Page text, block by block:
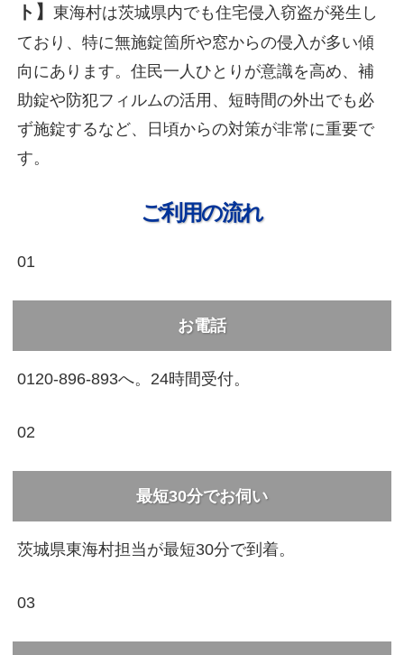
ト】東海村は茨城県内でも住宅侵入窃盗が発生し
ており、特に無施錠箇所や窓からの侵入が多い傾
向にあります。住民一人ひとりが意識を高め、補
助錠や防犯フィルムの活用、短時間の外出でも必
ず施錠するなど、日頃からの対策が非常に重要で
す。
ご利用の流れ
01
お電話
0120-896-893へ。24時間受付。
02
最短30分でお伺い
茨城県東海村担当が最短30分で到着。
03